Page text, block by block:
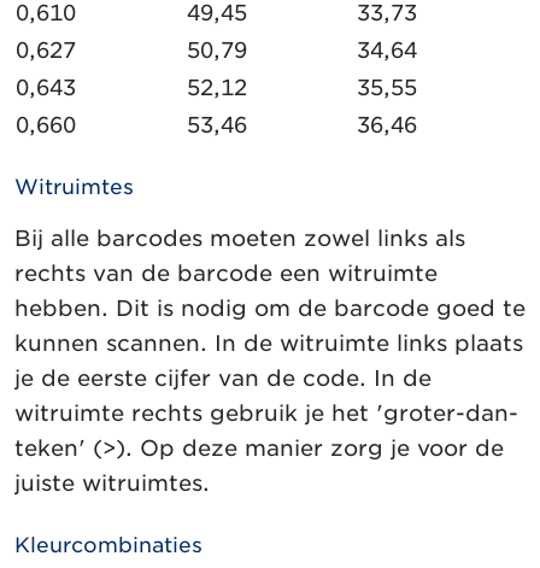
0,610 49,45
33,73
0,627
50,79
34,64
0,643
52,12
35,55
0,660
53,46 36,46
Witruimtes
Bij alle barcodes moeten zowel links als
rechts van de barcode een witruimte
hebben. Dit is nodig om de barcode goed te
kunnen scannen. In de witruimte links plaats
je de eerste cijfer van de code. In de
witruimte rechts gebruik je het 'groter-dan-
teken' (>). Op deze manier zorg je voor de
juiste witruimtes.
Kleurcombinaties